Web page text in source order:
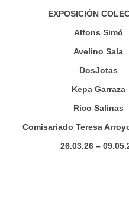
EXPOSICIÓN
Alfons Simó
Avelino Sala
DosJotas
Kepa Garraza
Rico Salinas
Comisariado Teresa
26.03.26 –